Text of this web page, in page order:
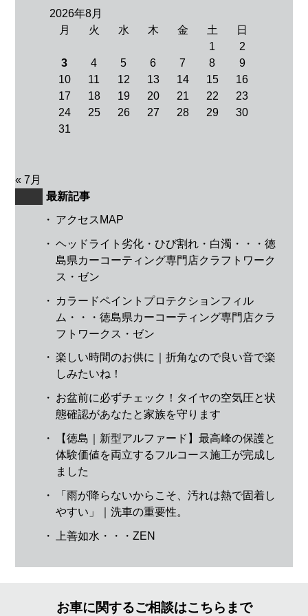
2026年8月
月
火 水 木 金 土
日
1
2
3
4 5 6 7 8
9
10
11 12 13 14 15
16
17
18 19 20 21 22
23
24
25 26 27 28 29
30
31
« 7月
最新記事
・ アクセスMAP
・ ヘッドライト劣化・ひび割れ・白濁・・・徳
島県カーコーティング専門店クラフトワーク
ス・ゼン
・
カラードペイントプロテクションフィル
ム・・・徳島県カーコーティング専門店クラ
フトワークス・ゼン
・ 楽しい時間のお供に｜折角なので良い音で楽
しみたいね！
・ お盆前に必ずチェック！タイヤの空気圧と状
態確認があなたと家族を守ります
・
【徳島｜新型アルファード】最高峰の保護と
体験価値を両立するフルコース施工が完成し
ました
・
「雨が降らないからこそ、汚れは熱で固着し
やすい」｜洗車の重要性。
・ 上善如水・・・ZEN
お車に関するご相談はこちらまで